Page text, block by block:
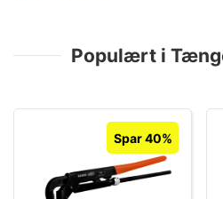
Populært i
Spar 40%